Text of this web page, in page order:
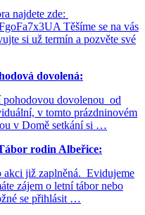
najdete zde:
Těšíme se na vás
si už termín a pozvěte své
dovolená:
pohodovou dovolenou od
v tomto prázdninovém
v Domě setkání si …
rodin Albeřice:
akci již zaplněná. Evidujeme
zájem o letní tábor nebo
se přihlásit …